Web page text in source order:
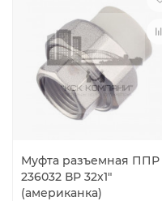
Муфта разъемная ППР
236032 ВР 32x1"
(американка)